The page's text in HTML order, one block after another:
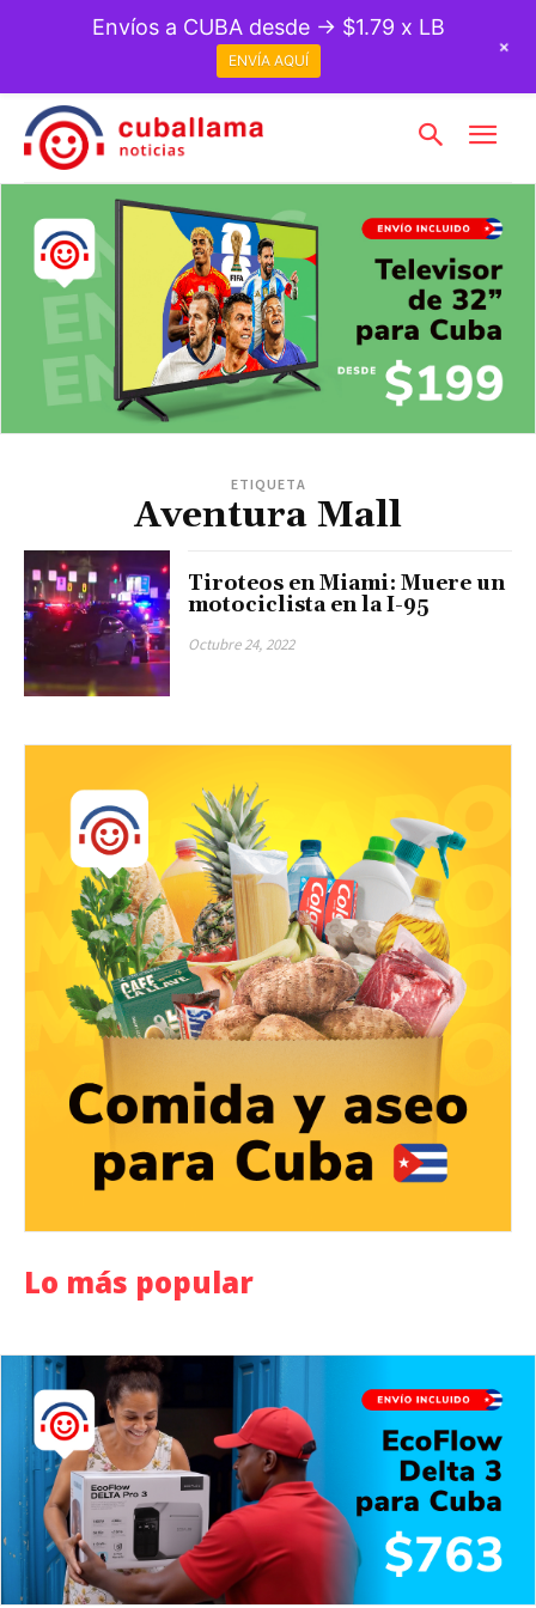
ETIQUETA
Aventura Mall
Tiroteos en Miami: Muere un
motociclista en la I-95
Octubre 24, 2022
Lo más popular
Envíos a CUBA desde → $1.79 x LB
ENVÍA AQUÍ
+